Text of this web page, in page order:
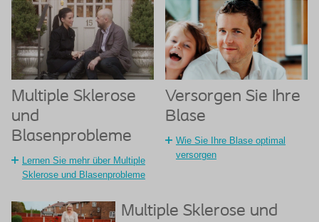
Multiple Sklerose
und
Blasenprobleme
Lernen Sie mehr über Multiple
Sklerose und Blasenprobleme
Versorgen Sie Ihre
Blase
Wie Sie Ihre Blase optimal
versorgen
Multiple Sklerose und